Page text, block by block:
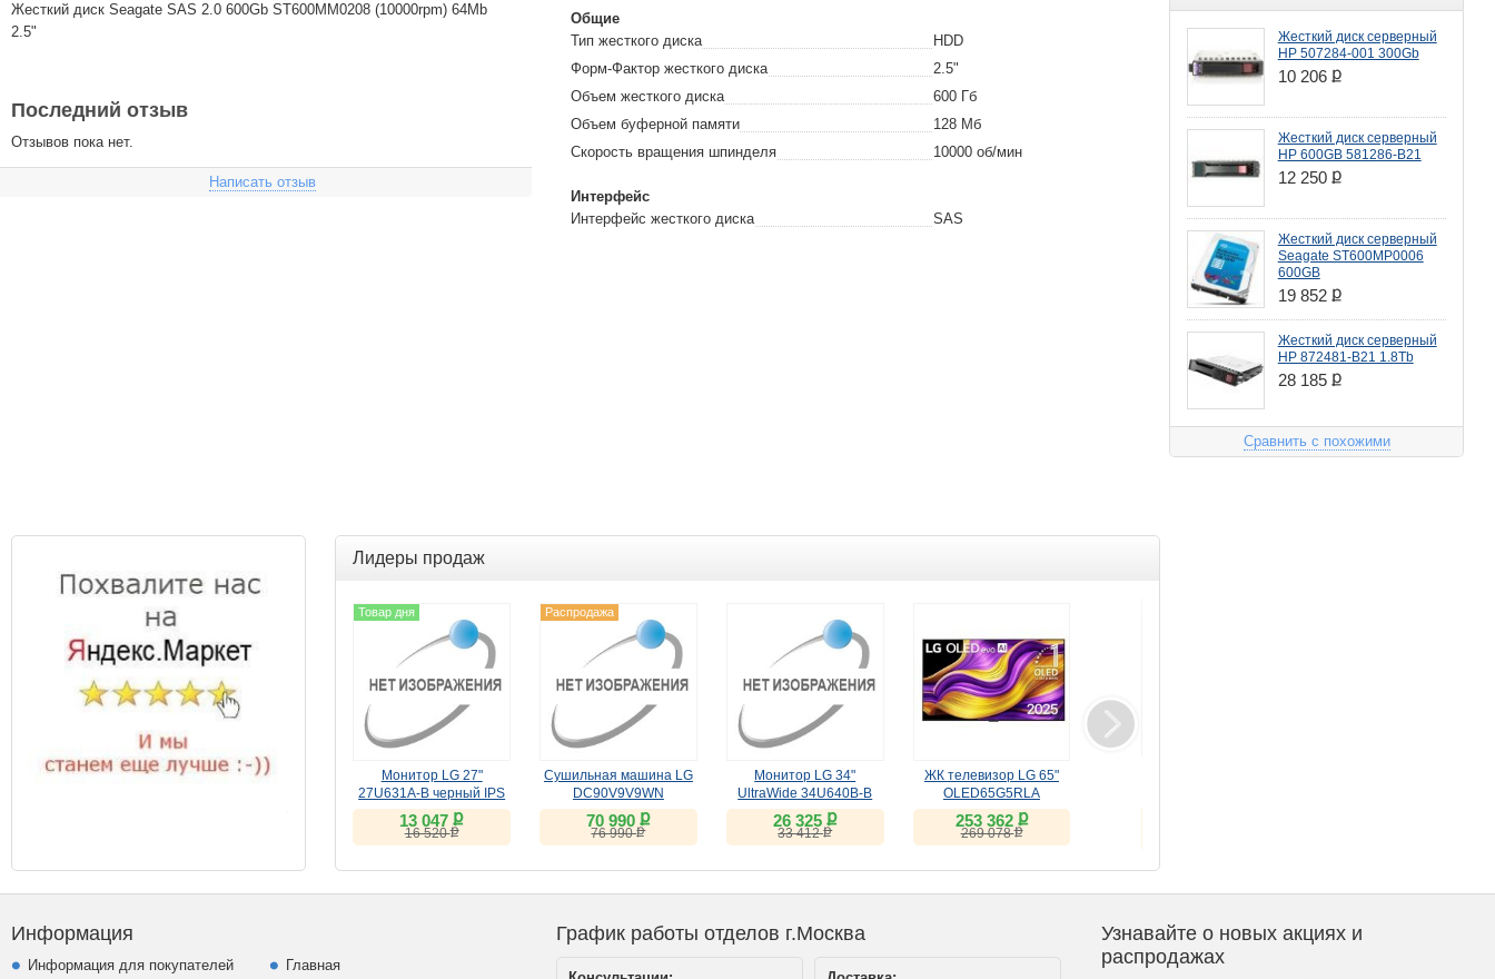
Жесткий диск Seagate SAS 2.0 600Gb ST600MM0208 (10000rpm) 64Mb
2.5"
Последний отзыв
Отзывов пока нет.
Написать отзыв
Общие
Тип жесткого диска
HDD
Форм-Фактор жесткого диска
2.5"
Объем жесткого диска
600 Гб
Объем буферной памяти
128 Мб
Скорость вращения шпинделя
10000 об/мин
Интерфейс
Интерфейс жесткого диска
SAS
Жесткий диск серверный
HP 507284-001 300Gb
10 206 ք
Жесткий диск серверный
HP 600GB 581286-B21
12 250 ք
Жесткий диск серверный
Seagate ST600MP0006
600GB
19 852 ք
Жесткий диск серверный
HP 872481-B21 1.8Tb
28 185 ք
Сравнить с похожими
Лидеры продаж
Товар дня
Монитор LG 27"
27U631A-B черный IPS
13 047ք
16 520ք
Распродажа
Сушильная машина LG
DC90V9V9WN
70 990 ք
76 990ք
Монитор LG 34"
UltraWide 34U640B-B
(VA, 144Hz)
26 325 ք
33 412ք
ЖК телевизор LG 65"
OLED65G5RLA
253 362 ք
269 078ք
Информация
Информация для покупателей Главная
График работы отделов г.Москва
Узнавайте о новых акциях и
распродажах